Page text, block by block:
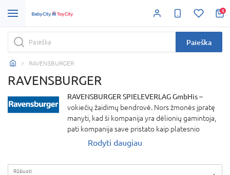
0
Paieška
RAVENSBURGER
RAVENSBURGER
RAVENSBURGER SPIELEVERLAG GmbHis–
vokiečių žaidimų bendrovė. Nors žmonės įpratę
manyti, kad ši kompanija yra dėlionių gamintoja,
pati kompanija save pristato kaip platesnio
asortimento gamintoją. Įmonė taip pat gamina
Rodyti daugiau
Rūšiuoti